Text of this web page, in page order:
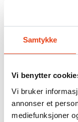
Samtykke
Vi benytter
Vi bruker
annonser et
mediefunksjoner
DK
SE
Søk
Firesafe/
Produkter